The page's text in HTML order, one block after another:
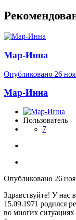
Мар-Инна
Опубликовано 26
Мар-Инна
Пользователь
7
Опубликовано 26
Здравствуйте! У нас
15.09.1971 родился
во многих